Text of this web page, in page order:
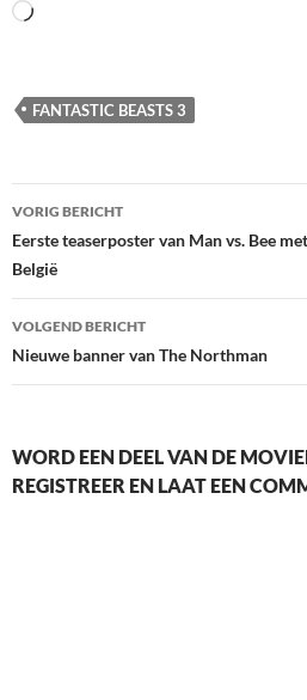
Bezig
FANTASTIC BEASTS 3
Berichtnavigatie
VORIG BERICHT
Eerste teaserposter van Man vs. Bee
België
VOLGEND BERICHT
Nieuwe banner van The Northman
WORD EEN DEEL VAN DE
REGISTREER EN LAAT EEN